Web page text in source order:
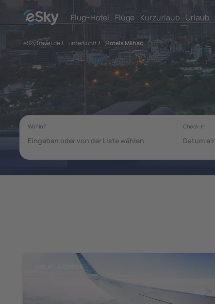
Flug+Hotel Flüge Kurzurlaub Urlaub
eSkyTravel.de/ unterkunft / Hotels Milhac
SARLAT-LA-CANEDA